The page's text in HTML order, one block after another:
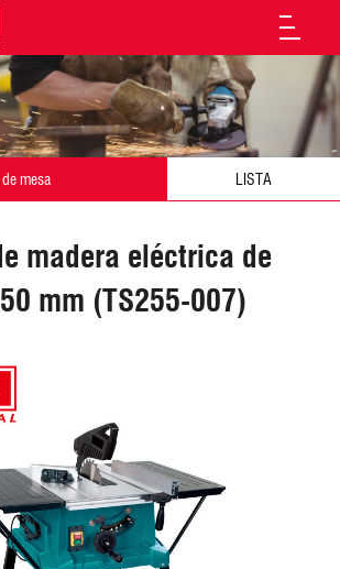
mesa LISTA
madera eléctrica de
mm (TS255-007)